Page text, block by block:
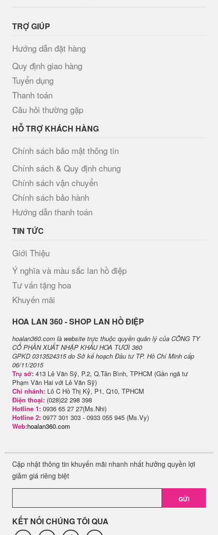
TRỢ GIÚP
Hướng dẫn đặt hàng
Quy định giao hàng
Tuyển dụng
Thanh toán
Câu hỏi thường gặp
HỖ TRỢ KHÁCH HÀNG
Chính sách bảo mật thông tin
Chính sách & Quy định chung
Chính sách vận chuyển
Chính sách bảo hành
Hướng dẫn thanh toán
TIN TỨC
Giới Thiệu
Ý nghĩa và màu sắc lan hồ điệp
Tư vấn tặng hoa
Khuyến mãi
H​OA LAN 360 - SHOP LAN HỒ ĐIỆP
hoalan360.com là website trực thuộc quyền quản lý của CÔNG TY
CỔ PHẦN XUẤT NHẬP KHẨU HOA TƯƠI 360
GPKD 0313524315 do Sở kế hoạch Đầu tư TP. Hồ Chí Minh cấp
06/11/2015
Trụ sở: 413 Lê Văn Sỹ, P.2, Q.Tân Bình, TPHCM (Gần ngã tư
Phạm Văn Hai với Lê Văn Sỹ)
Chi nhánh: Lô C Hồ Thị Kỷ, P1, Q10, TPHCM
Điện thoại: (028)22 298 398
Hotline 1: 0936 65 27 27(Ms.Nhi)
Hotline 2: 0977 301 303 - 0933 055 945 (Ms.Vy)
Web:hoalan360.com
Cập nhật thông tin khuyến mãi nhanh nhất hưởng quyền lợi
giảm giá riêng biệt
GỬI
KẾT NỐI CHÚNG TÔI QUA